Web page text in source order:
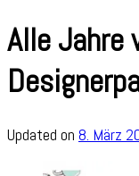
Alle
Updated on 8. März